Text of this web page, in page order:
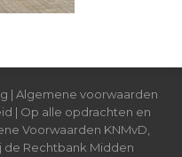
| Algemene voorwaarden
| Op alle opdrachten en
Voorwaarden KNMvD,
de Rechtbank Midden